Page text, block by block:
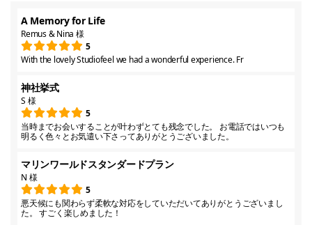
A Memory for Life
Remus & Nina 様
5
With the lovely Studiofeel we had a wonderful experience. Fr
神社挙式
S 様
5
当時までお会いすることが叶わずとても残念でした。 お電話ではいつも
明るく色々とお気遣い下さってありがとうございました。
マリンワールドスタンダードプラン
N 様
5
悪天候にも関わらず柔軟な対応をしていただいてありがとうございまし
た。 すごく楽しめました！